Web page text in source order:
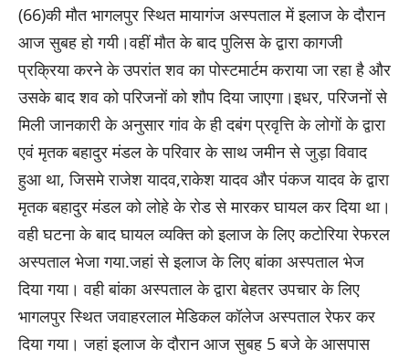
(66)की मौत भागलपुर स्थित मायागंज अस्पताल में इलाज के दौरान
आज सुबह हो गयी।वहीं मौत के बाद पुलिस के द्वारा कागजी
प्रक्रिया करने के उपरांत शव का पोस्टमार्टम कराया जा रहा है और
उसके बाद शव को परिजनों को शौप दिया जाएगा।इधर, परिजनों से
मिली जानकारी के अनुसार गांव के ही दबंग प्रवृत्ति के लोगों के द्वारा
एवं मृतक बहादुर मंडल के परिवार के साथ जमीन से जुड़ा विवाद
हुआ था, जिसमे राजेश यादव,राकेश यादव और पंकज यादव के द्वारा
मृतक बहादुर मंडल को लोहे के रोड से मारकर घायल कर दिया था।
वही घटना के बाद घायल व्यक्ति को इलाज के लिए कटोरिया रेफरल
अस्पताल भेजा गया.जहां से इलाज के लिए बांका अस्पताल भेज
दिया गया। वही बांका अस्पताल के द्वारा बेहतर उपचार के लिए
भागलपुर स्थित जवाहरलाल मेडिकल कॉलेज अस्पताल रेफर कर
दिया गया। जहां इलाज के दौरान आज सुबह 5 बजे के आसपास